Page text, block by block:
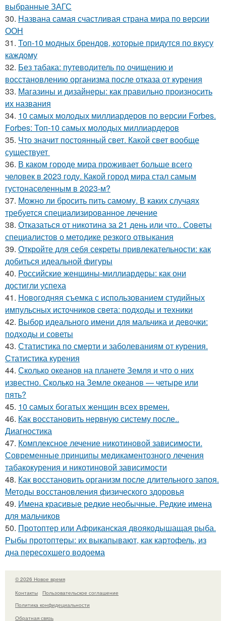
выбранные ЗАГС
30. Названа самая счастливая страна мира по версии
ООН
31. Топ-10 модных брендов, которые придутся по вкусу
каждому
32. Без табака: путеводитель по очищению и
восстановлению организма после отказа от курения
33. Магазины и дизайнеры: как правильно произносить
их названия
34. 10 самых молодых миллиардеров по версии Forbes.
Forbes: Топ-10 самых молодых миллиардеров
35. Что значит постоянный свет. Какой свет вообще
существует
36. В каком городе мира проживает больше всего
человек в 2023 году. Какой город мира стал самым
густонаселенным в 2023-м?
37. Можно ли бросить пить самому. В каких случаях
требуется специализированное лечение
38. Отказаться от никотина за 21 день или что.. Советы
специалистов о методике резкого отвыкания
39. Откройте для себя секреты привлекательности: как
добиться идеальной фигуры
40. Российские женщины-миллиардеры: как они
достигли успеха
41. Новогодняя съемка с использованием студийных
импульсных источников света: подходы и техники
42. Выбор идеального имени для мальчика и девочки:
подходы и советы
43. Статистика по смерти и заболеваниям от курения.
Статистика курения
44. Сколько океанов на планете Земля и что о них
известно. Сколько на Земле океанов — четыре или
пять?
45. 10 самых богатых женщин всех времен.
46. Как восстановить нервную систему после..
Диагностика
47. Комплексное лечение никотиновой зависимости.
Современные принципы медикаментозного лечения
табакокурения и никотиновой зависимости
48. Как восстановить организм после длительного запоя.
Методы восстановления физического здоровья
49. Имена красивые редкие необычные. Редкие имена
для мальчиков
50. Протоптер или Африканская двоякодышащая рыба.
Рыбы протоптеры: их выкапывают, как картофель, из
дна пересохшего водоема
© 2026 Новое время
Контакты
Пользовательское соглашение
Политика конфидециальности
Обратная связь